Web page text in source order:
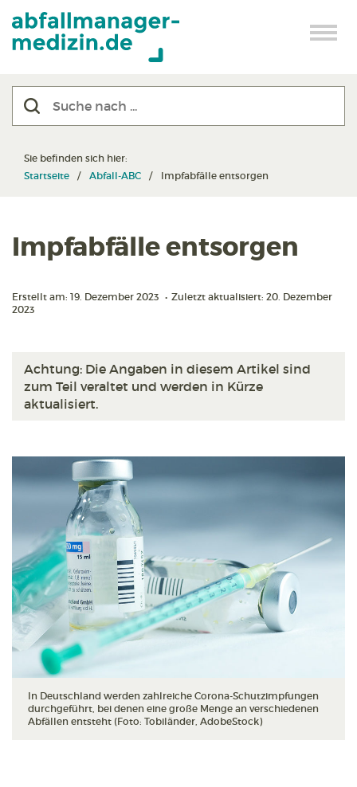
Sie befinden sich hier:
Startseite
Abfall-ABC Impfabfälle entsorgen
Impfabfälle entsorgen
Erstellt am: 19. Dezember 2023 • Zuletzt aktualisiert: 20. Dezember
2023
Achtung: Die Angaben in diesem Artikel sind
zum Teil veraltet und werden in Kürze
aktualisiert.
In Deutschland werden zahlreiche Corona-Schutzimpfungen
durchgeführt, bei denen eine große Menge an verschiedenen
Abfällen entsteht (Foto: Tobiländer, AdobeStock)